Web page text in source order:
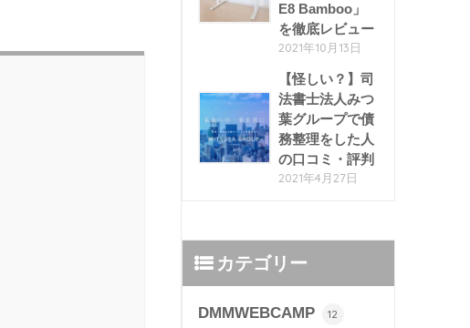
E8 Bamboo」
を徹底レビュー
2021年10月13日
【怪しい？】司
法書士法人みつ
葉グループで債
務整理をした人
の口コミ・評判
2021年4月27日
カテゴリー
DMMWEBCAMP 12